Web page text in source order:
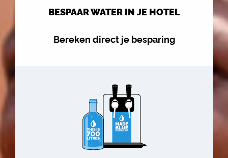
BESPAAR WATER IN JE HOTEL
Bereken direct je besparing